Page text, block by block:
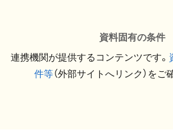
資料固有の条件
連携機関が提供するコンテンツです。
件等（外部サイトへリンク）をご